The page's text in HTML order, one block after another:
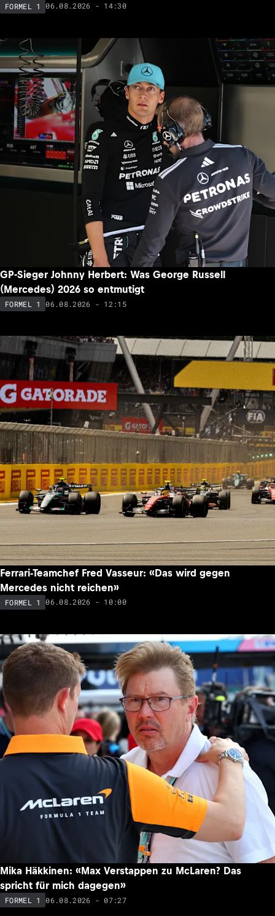
FORMEL 1 06.08.2026 - 14:30
GP-Sieger Johnny Herbert: Was George Russell
(Mercedes) 2026 so entmutigt
FORMEL 1 06.08.2026 - 12:15
Ferrari-Teamchef Fred Vasseur: «Das wird gegen
Mercedes nicht reichen»
FORMEL 1 06.08.2026 - 10:00
Mika Häkkinen: «Max Verstappen zu McLaren? Das
spricht für mich dagegen»
FORMEL 1 06.08.2026 - 07:27